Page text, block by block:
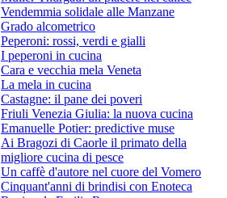
Vendemmia solidale alle Manzane
Grado alcometrico
Peperoni: rossi, verdi e gialli
I peperoni in cucina
Cara e vecchia mela Veneta
La mela in cucina
Castagne: il pane dei poveri
Friuli Venezia Giulia: la nuova cucina
Emanuelle Potier: predictive muse
Ai Bragozi di Caorle il primato della
migliore cucina di pesce
Un caffè d'autore nel cuore del Vomero
Cinquant'anni di brindisi con Enoteca